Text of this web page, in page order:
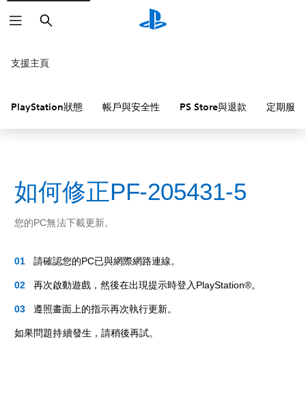
搜
尋
支援主頁
PlayStation狀態 帳戶與安全性 PS Store與退款 定期服務
如何修正PF-205431-5
您的PC無法下載更新。
請確認您的PC已與網際網路連線。
再次啟動遊戲，然後在出現提示時登入PlayStation®。
遵照畫面上的指示再次執行更新。
如果問題持續發生，請稍後再試。